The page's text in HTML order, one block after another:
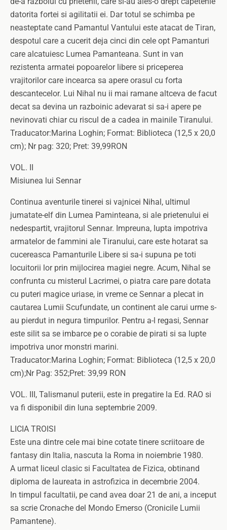
datorita fortei si agilitatii ei. Dar totul se schimba pe
neasteptate cand Pamantul Vantului este atacat de Tiran,
despotul care a cucerit deja cinci din cele opt Pamanturi
care alcatuiesc Lumea Pamanteana. Sunt in van
rezistenta armatei popoarelor libere si priceperea
vrajitorilor care incearca sa apere orasul cu forta
descantecelor. Lui Nihal nu ii mai ramane altceva de facut
decat sa devina un razboinic adevarat si sa-i apere pe
nevinovati chiar cu riscul de a cadea in mainile Tiranului.
Traducator:Marina Loghin; Format: Biblioteca (12,5 x 20,0
cm); Nr pag: 320; Pret: 39,99RON
VOL. II
Misiunea lui Sennar
Continua aventurile tinerei si vajnicei Nihal, ultimul
jumatate-elf din Lumea Paminteana, si ale prietenului ei
nedespartit, vrajitorul Sennar. Impreuna, lupta impotriva
armatelor de fammini ale Tiranului, care este hotarat sa
cucereasca Pamanturile Libere si sa-i supuna pe toti
locuitorii lor prin mijlocirea magiei negre. Acum, Nihal se
confrunta cu misterul Lacrimei, o piatra care pare dotata
cu puteri magice uriase, in vreme ce Sennar a plecat in
cautarea Lumii Scufundate, un continent ale carui urme s-
au pierdut in negura timpurilor. Pentru a-l regasi, Sennar
este silit sa se imbarce pe o corabie de pirati si sa lupte
impotriva unor monstri marini.
Traducator:Marina Loghin; Format: Biblioteca (12,5 x 20,0
cm);Nr Pag: 352;Pret: 39,99 RON
VOL. III, Talismanul puterii, este in pregatire la Ed. RAO si
va fi disponibil din luna septembrie 2009.
LICIA TROISI
Este una dintre cele mai bine cotate tinere scriitoare de
fantasy din Italia, nascuta la Roma in noiembrie 1980.
A urmat liceul clasic si Facultatea de Fizica, obtinand
diploma de laureata in astrofizica in decembrie 2004.
In timpul facultatii, pe cand avea doar 21 de ani, a inceput
sa scrie Cronache del Mondo Emerso (Cronicile Lumii
Pamantene).